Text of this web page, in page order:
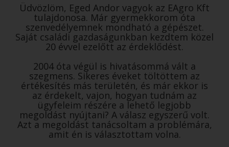
Üdvözlöm, Eged Andor vagyok az EAgro Kft
tulajdonosa. Már gyermekkorom óta
szenvedélyemnek mondható a gépészet.
Saját családi gazdaságunkban kezdtem közel
20 évvel ezelőtt az érdeklődést.
2004 óta végül is hivatásommá vált a
szegmens. Sikeres éveket töltöttem az
értékesítés más területén, és már ekkor is
az érdekelt, vajon, hogyan tudnám az
ügyfeleim részére a lehető legjobb
megoldást nyújtani? A válasz egyszerű volt.
Azt a megoldást tanácsoltam a problémára,
amit én is választottam volna.